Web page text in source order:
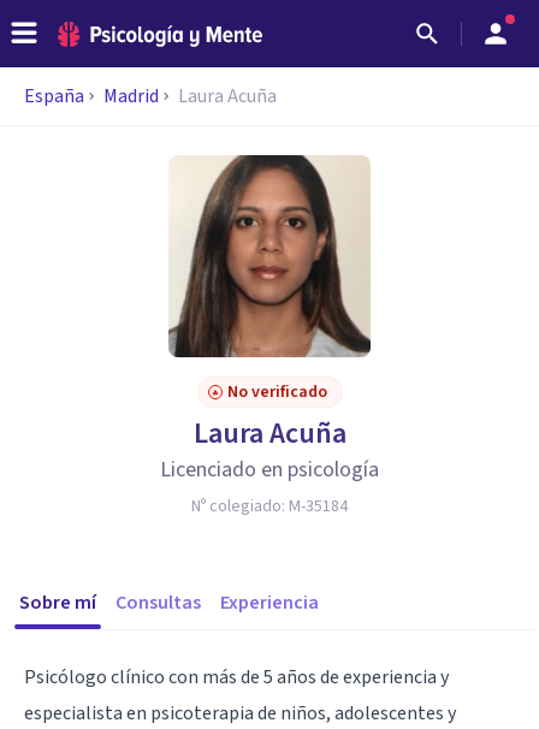
España Madrid Laura Acuña
No verificado
Laura Acuña
Licenciado en psicología
Nº colegiado: M-35184
Sobre mí Consultas Experiencia
Psicólogo clínico con más de 5 años de experiencia y
especialista en psicoterapia de niños, adolescentes y